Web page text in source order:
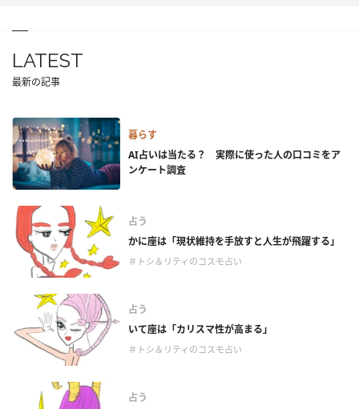
LATEST
最新の記事
暮らす
AI占いは当たる？ 実際に使った人の口コミをア
ンケート調査
占う
かに座は「現状維持を手放すと人生が飛躍する」
＃トシ＆リティのコスモ占い
占う
いて座は「カリスマ性が高まる」
＃トシ＆リティのコスモ占い
占う